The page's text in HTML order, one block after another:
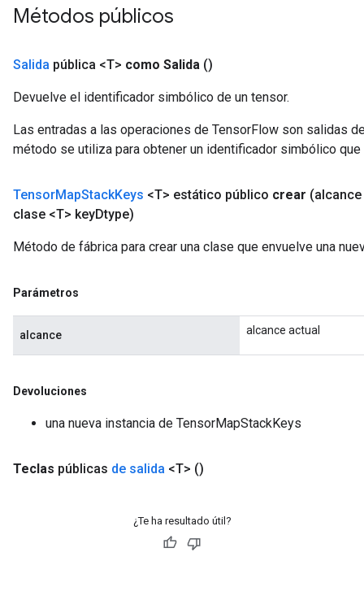
Métodos públicos
Salida pública <T> como Salida ()
Devuelve el identificador simbólico de un tensor.
Las entradas a las operaciones de TensorFlow son salidas
método se utiliza para obtener un identificador simbólico
TensorMapStackKeys <T> estático público crear (alcance
clase <T> keyDtype)
Método de fábrica para crear una clase que envuelve una
Parámetros
alcance alcance actual
Devoluciones
una nueva instancia de TensorMapStackKeys
Teclas públicas de salida <T> ()
¿Te ha resultado útil?